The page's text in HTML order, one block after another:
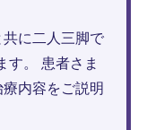
に二人三脚で
す。 患者さま
内容をご説明